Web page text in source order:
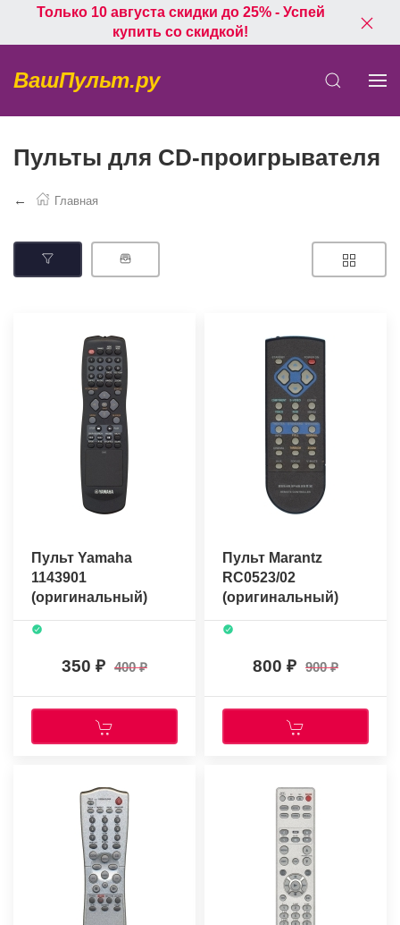
Только 10 августа скидки до 25% - Успей
купить со скидкой!
ВашПульт.ру
Пульты для CD-проигрывателя
Главная
Пульт Yamaha
1143901
(оригинальный)
350 400
Пульт Marantz
RC0523/02
(оригинальный)
800 900